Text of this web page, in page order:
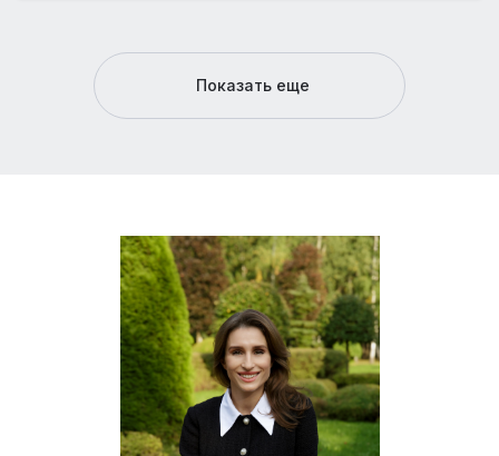
Показать еще